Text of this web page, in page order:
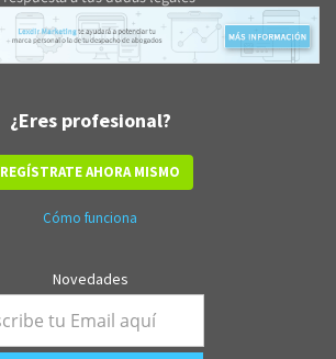
¿Eres profesional?
REGÍSTRATE AHORA MISMO
Cómo funciona
Novedades